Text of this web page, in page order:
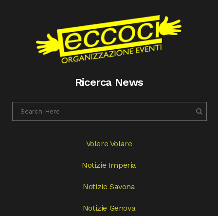
Ricerca News
Volere Volare
Notizie Imperia
Notizie Savona
Notizie Genova